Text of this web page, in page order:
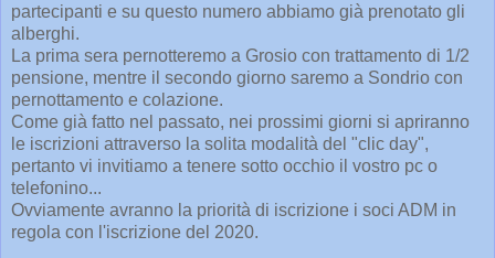
partecipanti e su questo numero abbiamo già prenotato gli
alberghi.
La prima sera pernotteremo a Grosio con trattamento di 1/2
pensione, mentre il secondo giorno saremo a Sondrio con
pernottamento e colazione.
Come già fatto nel passato, nei prossimi giorni si apriranno
le iscrizioni attraverso la solita modalità del "clic day",
pertanto vi invitiamo a tenere sotto occhio il vostro pc o
telefonino...
Ovviamente avranno la priorità di iscrizione i soci ADM in
regola con l'iscrizione del 2020.